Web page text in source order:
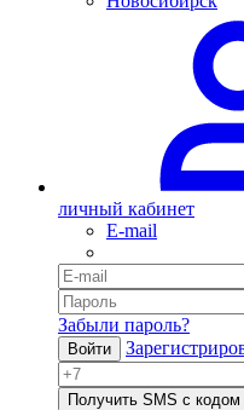
личный кабинет
E-mail
Забыли пароль?
Войти
Получить SMS с кодом